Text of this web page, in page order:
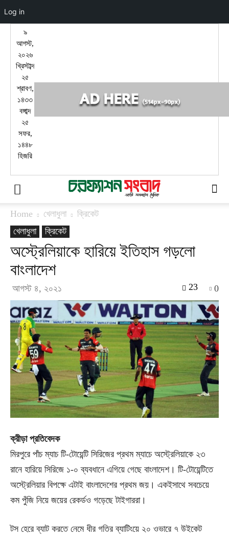
৯
আগস্ট,
২০২৬
খ্রিস্টাব্দ
২৫
শ্রাবণ,
১৪৩৩
বঙ্গাব্দ
২৫
সফর,
১৪৪৮
হিজরি
Home খেলাধুলা
ক্রিকেট
খেলাধুলা
ক্রিকেট
অস্ট্রেলিয়াকে হারিয়ে ইতিহাস গড়লো
বাংলাদেশ
আগস্ট ৪, ২০২১ 0
23
ক্রীড়া প্রতিবেদক
মিরপুরে পাঁচ ম্যাচ টি-টোয়েন্টি সিরিজের প্রথম ম্যাচে অস্ট্রেলিয়াকে ২৩
রানে হারিয়ে সিরিজে ১-০ ব্যবধানে এগিয়ে গেছে বাংলাদেশ। টি-টোয়েন্টিতে
অস্ট্রেলিয়ার বিপক্ষে এটাই বাংলাদেশের প্রথম জয়। একইসাথে সবচেয়ে
কম পুঁজি নিয়ে জয়ের রেকর্ডও গড়েছে টাইগাররা।
টস হেরে ব্যাট করতে নেমে ধীর গতির ব্যাটিংয়ে ২০ ওভারে ৭ উইকেট
Log in